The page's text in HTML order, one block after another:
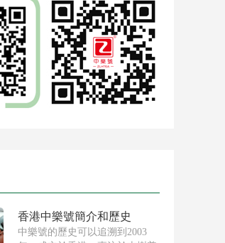
香港中樂號簡介和歷史
中樂號的歷史可以追溯到2003